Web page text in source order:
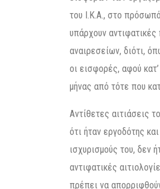
του Ι.Κ.Α., στο
υπάρχουν
αναιρεσείων, διότι,
οι εισφορές, αφού
μήνας από τότε που
Αντίθετες αιτιάσεις
ότι ήταν εργοδότης
ισχυρισμούς του, δεν
αντιφατικές
πρέπει να